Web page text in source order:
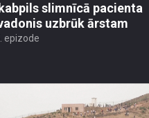
slimnīcā pacienta
uzbrūk ārstam
epizode